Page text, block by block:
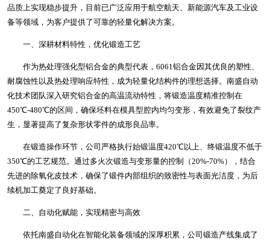
品质上实现稳步提升，目前已广泛应用于航空航天、新能源汽车及工业设
备等领域，为客户提供了可靠的轻量化解决方案。
一、深耕材料特性，优化锻造工艺
作为热处理强化型铝合金的典型代表，6061铝合金因其优良的塑性、
耐腐蚀性以及热处理响应特性，成为轻量化结构件的理想选择。南盛自动
化技术团队深入研究铝合金的高温流动特性，将锻造温度精准控制在
450℃-480℃的区间，确保坯料在模具型腔内均匀变形，有效避免了裂纹产
生，显著提高了复杂形状零件的成形良品率。
在锻造操作环节，公司严格执行始锻温度420℃以上、终锻温度不低于
350℃的工艺规范。通过多火次锻造与变形量的控制（20%-70%），结合
先进的除氧化皮技术，确保了锻件内部组织的致密性与表面光洁度，为后
续机加工奠定了良好基础。
二、自动化赋能，实现精密与高效
依托南盛自动化在智能化装备领域的深厚积累，公司锻造产线集成了